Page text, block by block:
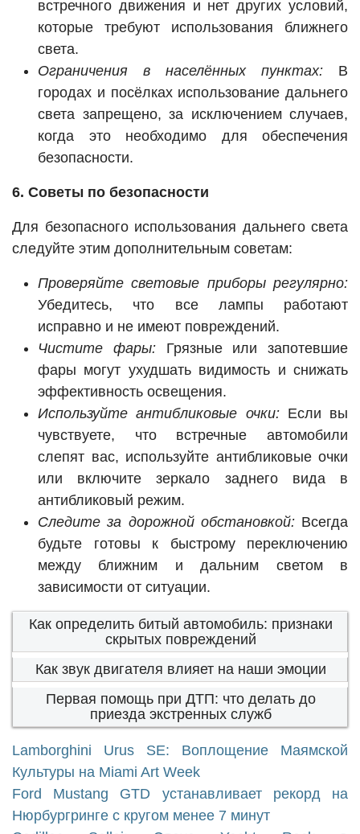
встречного движения и нет других условий,
которые требуют использования ближнего
света.
Ограничения в населённых пунктах: В
городах и посёлках использование дальнего
света запрещено, за исключением случаев,
когда это необходимо для обеспечения
безопасности.
6. Советы по безопасности
Для безопасного использования дальнего света
следуйте этим дополнительным советам:
Проверяйте световые приборы регулярно:
Убедитесь, что все лампы работают
исправно и не имеют повреждений.
Чистите фары:Грязные или запотевшие
фары могут ухудшать видимость и снижать
эффективность освещения.
Используйте антибликовые очки:Если вы
чувствуете, что встречные автомобили
слепят вас, используйте антибликовые очки
или включите зеркало заднего вида в
антибликовый режим.
Следите за дорожной обстановкой:Всегда
будьте готовы к быстрому переключению
между ближним и дальним светом в
зависимости от ситуации.
Как определить битый автомобиль: признаки
скрытых повреждений
Как звук двигателя влияет на наши эмоции
Первая помощь при ДТП: что делать до
приезда экстренных служб
Lamborghini Urus SE: Воплощение Маямской
Культуры на Miami Art Week
Ford Mustang GTD устанавливает рекорд на
Нюрбургринге с кругом менее 7 минут